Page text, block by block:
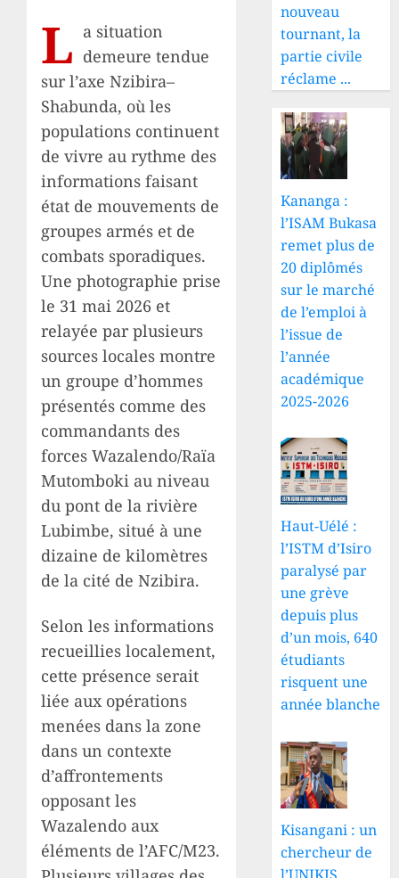
L a situation
demeure tendue
sur l’axe Nzibira–
Shabunda, où les
populations continuent
de vivre au rythme des
informations faisant
état de mouvements de
groupes armés et de
combats sporadiques.
Une photographie prise
le 31 mai 2026 et
relayée par plusieurs
sources locales montre
un groupe d’hommes
présentés comme des
commandants des
forces Wazalendo/Raïa
Mutomboki au niveau
du pont de la rivière
Lubimbe, situé à une
dizaine de kilomètres
de la cité de Nzibira.
Selon les informations
recueillies localement,
cette présence serait
liée aux opérations
menées dans la zone
dans un contexte
d’affrontements
opposant les
Wazalendo aux
éléments de l’AFC/M23.
nouveau
tournant, la
partie civile
réclame ...
Kananga :
l’ISAM Bukasa
remet plus de
20 diplômés
sur le marché
de l’emploi à
l’issue de
l’année
académique
2025-2026
Haut-Uélé :
l’ISTM d’Isiro
paralysé par
une grève
depuis plus
d’un mois, 640
étudiants
risquent une
année blanche
Kisangani : un
chercheur de